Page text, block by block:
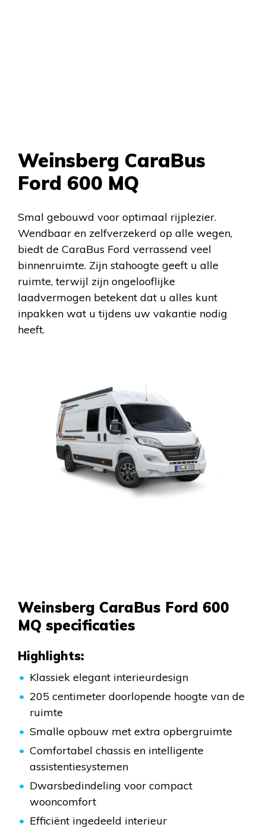
Weinsberg CaraBus
Ford 600 MQ
Smal gebouwd voor optimaal rijplezier.
Wendbaar en zelfverzekerd op alle wegen,
biedt de CaraBus Ford verrassend veel
binnenruimte. Zijn stahoogte geeft u alle
ruimte, terwijl zijn ongelooflijke
laadvermogen betekent dat u alles kunt
inpakken wat u tijdens uw vakantie nodig
heeft.
Weinsberg CaraBus Ford 600
MQ specificaties
Highlights:
Klassiek elegant interieurdesign
205 centimeter doorlopende hoogte van de
ruimte
Smalle opbouw met extra opbergruimte
Comfortabel chassis en intelligente
assistentiesystemen
Dwarsbedindeling voor compact
wooncomfort
Efficiënt ingedeeld interieur